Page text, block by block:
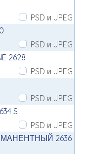
PSD и JPEG
PSD и JPEG
2628
PSD и JPEG
PSD и JPEG
S
PSD и JPEG
2636